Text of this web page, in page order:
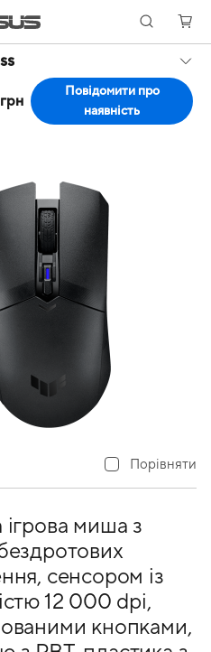
Повідомити про
наявність
миша з
сенсором із
12 000 dpi,
кнопками,
Порівняти